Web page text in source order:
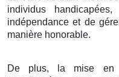
individus
indépendance et de
manière honorable.
De plus, la mise en